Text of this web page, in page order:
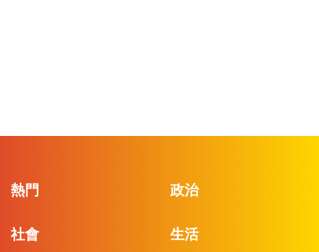
熱門 政治
社會 生活